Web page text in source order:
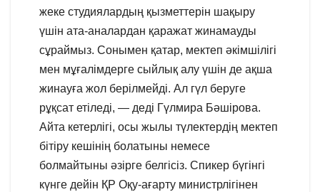
жеке студиялардың қызметтерін шақыру
үшін ата-аналардан қаражат жинамауды
сұраймыз. Сонымен қатар, мектеп әкімшілігі
мен мұғалімдерге сыйлық алу үшін де ақша
жинауға жол берілмейді. Ал гүл беруге
рұқсат етіледі, — деді Гүлмира Бәшірова.
Айта кетерлігі, осы жылы түлектердің мектеп
бітіру кешінің болатыны немесе
болмайтыны әзірге белгісіз. Спикер бүгінгі
күнге дейін ҚР Оқу-ағарту министрлігінен